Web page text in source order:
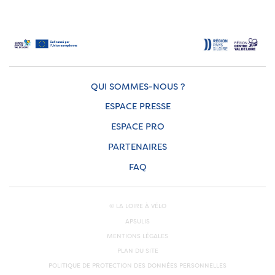
QUI SOMMES-NOUS ?
ESPACE PRESSE
ESPACE PRO
PARTENAIRES
FAQ
© LA LOIRE À VÉLO
APSULIS
MENTIONS LÉGALES
PLAN DU SITE
POLITIQUE DE PROTECTION DES DONNÉES PERSONNELLES